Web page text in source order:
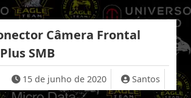
Câmera Frontal
SMB
15 de junho de 2020 Santos